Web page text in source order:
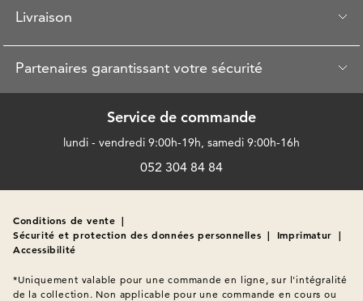
Livraison
Partenaires garantissant votre sécurité
Service de commande
lundi - vendredi 9:00h-19h, samedi 9:00h-16h
052 304 84 84
Conditions de vente |
Sécurité et protection des données personnelles | Imprimatur |
Accessibilité
*Uniquement valable pour une commande en ligne, sur l'intégralité
de la collection. Non applicable pour une commande en cours ou